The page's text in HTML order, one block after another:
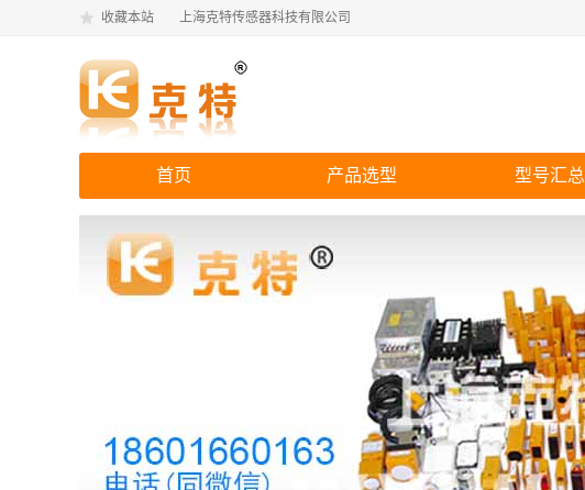
收藏本站 上海克特传感器科技有限公司
首页 产品选型 型号汇总